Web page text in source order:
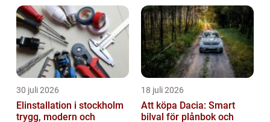
30 juli 2026
Elinstallation i stockholm
trygg, modern och
18 juli 2026
Att köpa Dacia: Smart
bilval för plånbok och